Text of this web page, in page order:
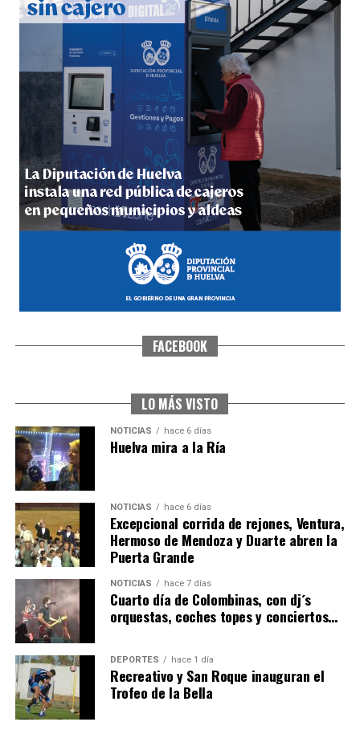
5º DÍA DE LAS FIESTAS COLOMBINAS 2026
hace 6 días ·Huelvatv
CUARTA CORRIDA DE LAS FIESTAS COLOMBINAS
4º DÍA DE LAS FIESTAS COLOMBINAS 2026
hace 7 días Huelvatv
FACEBOOK
LO MÁS VISTO
NOTICIAS hace 6 días
Huelva mira a la Ría
NOTICIAS hace 6 días
Excepcional corrida de rejones, Ventura,
Hermoso de Mendoza y Duarte abren la
Puerta Grande
NOTICIAS hace 7 días
Cuarto día de Colombinas, con dj´s
orquestas, coches topes y conciertos…
DEPORTES hace 1 día
Recreativo y San Roque inauguran el
Trofeo de la Bella